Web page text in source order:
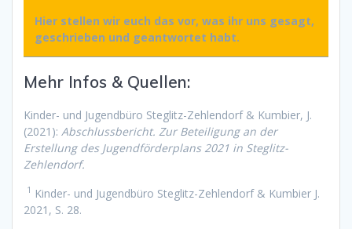
Hier stellen wir euch das vor, was ihr uns gesagt,
geschrieben und geantwortet habt.
Mehr Infos & Quellen:
Kinder- und Jugendbüro Steglitz-Zehlendorf & Kumbier, J.
(2021): Abschlussbericht. Zur Beteiligung an der
Erstellung des Jugendförderplans 2021 in Steglitz-
Zehlendorf.
1 Kinder- und Jugendbüro Steglitz-Zehlendorf & Kumbier J.
2021, S. 28.